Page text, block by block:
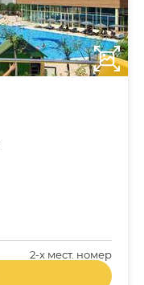
2-x мест. номер